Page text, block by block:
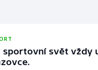
sportovní svět vždy